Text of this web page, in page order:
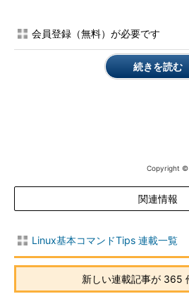
tarコマンドの主なオプション
tarコマンドの主なオプションは次の
アーカイブの最後に
-u --update
アーカイブのファイル
名ファイルより新し
-d
--diff,
--compare
アーカイブとファイ
会員登録（無料）が必要です
続きを読む
Copyright ©
関連情報
Linux基本コマンドTips 連載一覧
新しい連載記事が 365